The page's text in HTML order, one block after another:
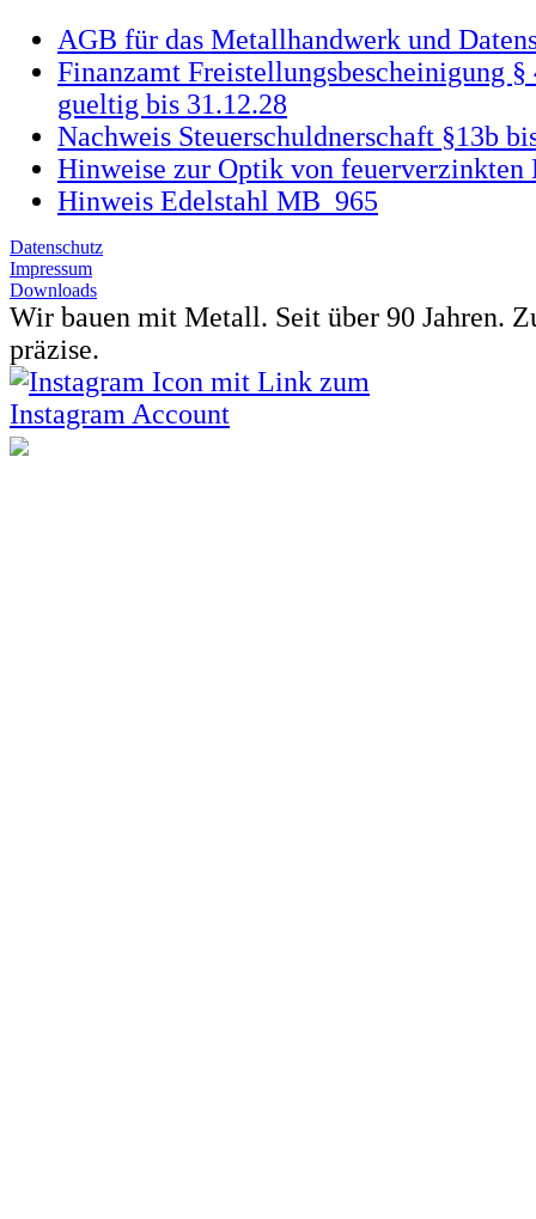
AGB für das Metallhandwerk und
Finanzamt Freistellungsbescheinigung
gueltig bis 31.12.28
Nachweis Steuerschuldnerschaft §13b
Hinweise zur Optik von feuerverzinkten
Hinweis Edelstahl MB_965
Datenschutz
Impressum
Downloads
Wir bauen mit Metall. Seit über 90 Jahren.
präzise.